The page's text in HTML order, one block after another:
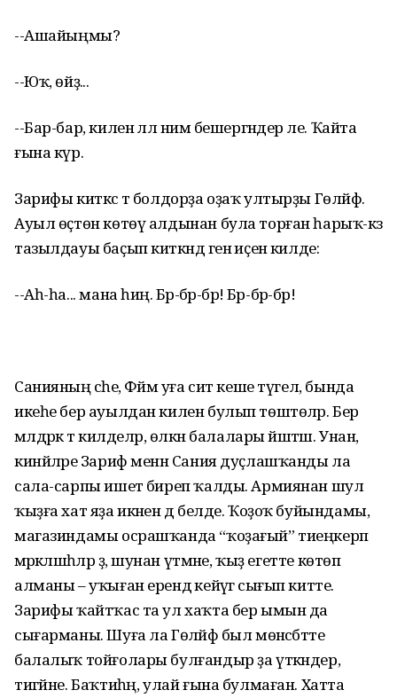
--Ашайыңмы?
--Юҡ, өйҙә...
--Бар-бар, килен әллә нимә бешергәндер әле. Ҡайта
ғына күр.
Зарифы киткәс тә болдорҙа оҙаҡ ултырҙы Гөләйфә.
Ауыл өҫтөн көтөү алдынан була торған һарыҡ-кәзә
тазылдауы баҫып киткәндә генә иҫенә килде:
--Аһ-һа... мана һиңә. Бәр-бәр-бәр! Бәр-бәр-бәр!
Санияның әсәһе, Фәймә уға сит кеше түгел, бында
икеһе бер ауылдан килен булып төштөләр. Бер
мәлдәрәк тә килделәр, өлкән балалары йәштәш. Унан,
кинйәләре Зариф менән Сания дуҫлашҡанды ла
сала-сарпы ишетә биреп ҡалды. Армиянан шул
ҡыҙға хат яҙа икәнен дә белде. Ҡоҙоҡ буйындамы,
магазиндамы осрашҡанда “ҡоҙағый” тиеңкерәп
мәрәкәләшһәләр ҙә, шунан үтмәне, ҡыҙ егетте көтөп
алманы – уҡыған ерендә кейәүгә сығып китте.
Зарифы ҡайтҡас та ул хаҡта бер ымын да
сығарманы. Шуға ла Гөләйфә был мөнәсәбәтте
балалыҡ тойғолары булғандыр ҙа үткәндер,
тигәйне. Баҡтиһәң, улай ғына булмаған. Хатта